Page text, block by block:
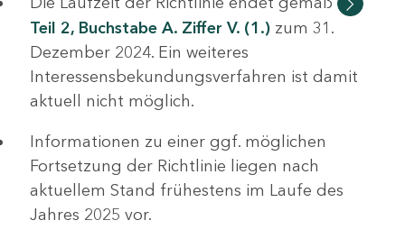
Teil 2, Buchstabe A. Ziffer V. (1.) zum 31.
Dezember 2024. Ein weiteres
Interessensbekundungsverfahren ist damit
aktuell nicht möglich.
Informationen zu einer ggf. möglichen
Fortsetzung der Richtlinie liegen nach
aktuellem Stand frühestens im Laufe des
Jahres 2025 vor.